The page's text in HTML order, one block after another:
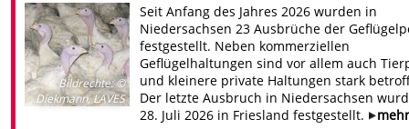
Bildrechte:©
Diekmann, LAVES
Seit Anfang des Jahres 2026 wurden in
Niedersachsen 23 Ausbrüche der
festgestellt. Neben kommerziellen
Geflügelhaltungen sind vor allem auch
und kleinere private Haltungen stark
Der letzte Ausbruch in Niedersachsen
28. Juli 2026 in Friesland festgestellt.
mehr